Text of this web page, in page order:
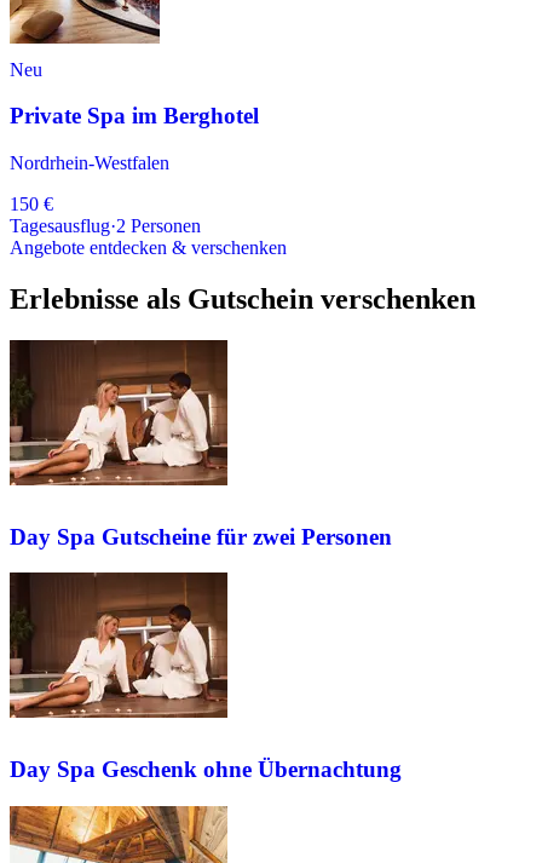
Neu
Private Spa im Berghotel
Nordrhein-Westfalen
150 €
Tagesausflug·2 Personen
Angebote entdecken & verschenken
Erlebnisse als Gutschein verschenken
Day Spa Gutscheine für zwei Personen
Day Spa Geschenk ohne Übernachtung